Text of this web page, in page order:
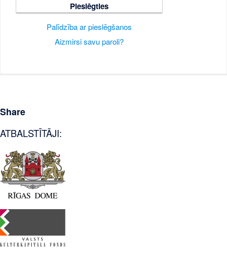
Pieslēgties
Palīdzība ar pieslēgšanos
Aizmirsi savu paroli?
Share
ATBALSTĪTĀJI: